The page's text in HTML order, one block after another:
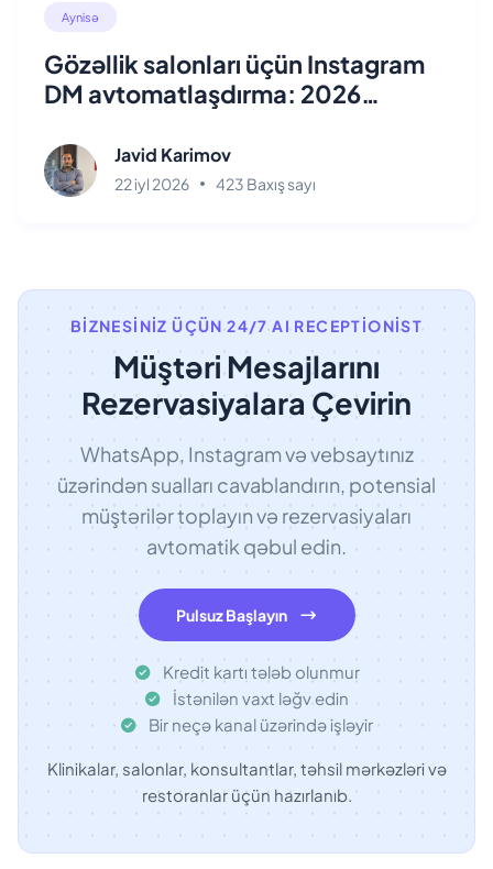
Aynisə
Gözəllik salonları üçün Instagram
DM avtomatlaşdırma: 2026
Javid Karimov
22 iyl 2026 423 Baxış sayı
BIZNESINIZ ÜÇÜN 24/7 AI RECEPTIONIST
Müştəri Mesajlarını
Rezervasiyalara Çevirin
WhatsApp, Instagram və vebsaytınız
üzərindən sualları cavablandırın, potensial
müştərilər toplayın və rezervasiyaları
avtomatik qəbul edin.
Pulsuz Başlayın
Kredit kartı tələb olunmur
İstənilən vaxt ləğv edin
Bir neçə kanal üzərində işləyir
Klinikalar, salonlar, konsultantlar, təhsil mərkəzləri və
restoranlar üçün hazırlanıb.